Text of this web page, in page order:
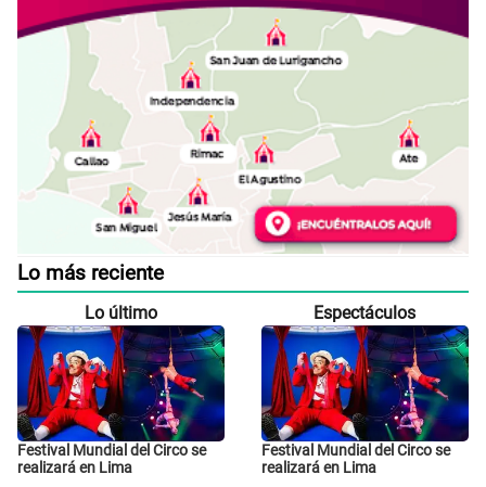
Lo más reciente
Lo último
Festival Mundial del Circo se
realizará en Lima
Espectáculos
Festival Mundial del Circo se
realizará en Lima